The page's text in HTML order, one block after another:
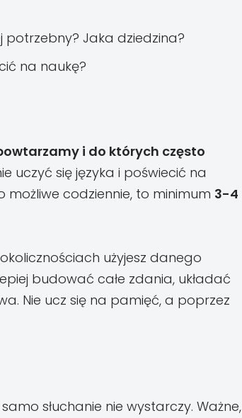
potrzebny? Jaka dziedzina?
na naukę?
i do których często
uczyć się języka i poświecić na
możliwe codziennie, to minimum 3-4
użyjesz danego
budować całe zdania, układać
Nie ucz się na pamięć, a poprzez
słuchanie nie wystarczy. Ważne,